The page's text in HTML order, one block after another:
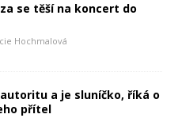
se těší na koncert do
Hochmalová
a je sluníčko, říká o
přítel